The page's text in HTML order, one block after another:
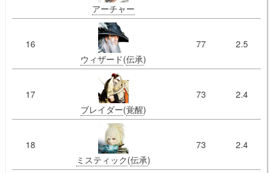
アーチャー
16
ウィザード(伝承)
77 2.5
17
ブレイダー(覚醒)
73 2.4
18
ミスティック(伝承)
73 2.4